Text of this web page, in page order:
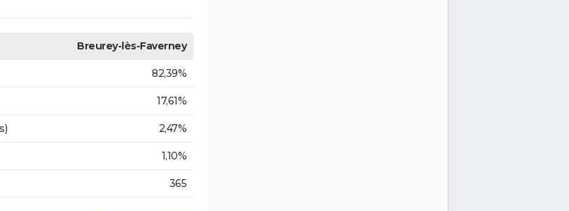
Breurey-lès-Faverney
82,39%
17,61%
2,47%
1,10%
365